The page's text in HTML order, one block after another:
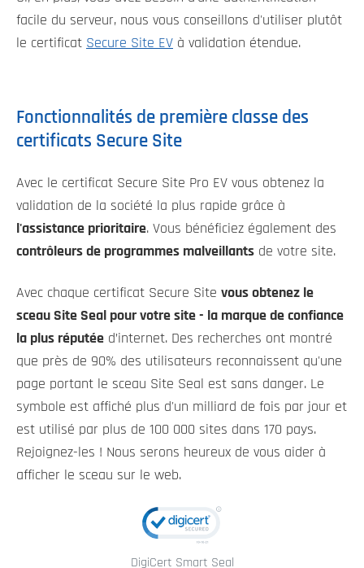
facile du serveur, nous vous conseillons d'utiliser plutôt
le certificat Secure Site EV à validation étendue.
Fonctionnalités de première classe des
certificats Secure Site
Avec le certificat Secure Site Pro EV vous obtenez la
validation de la société la plus rapide grâce à
l'assistance prioritaire. Vous bénéficiez également des
contrôleurs de programmes malveillants de votre site.
Avec chaque certificat Secure Site vous obtenez le
sceau Site Seal pour votre site - la marque de confiance
la plus réputée d’internet. Des recherches ont montré
que près de 90% des utilisateurs reconnaissent qu'une
page portant le sceau Site Seal est sans danger. Le
symbole est affiché plus d'un milliard de fois par jour et
est utilisé par plus de 100 000 sites dans 170 pays.
Rejoignez-les ! Nous serons heureux de vous aider à
afficher le sceau sur le web.
DigiCert Smart Seal